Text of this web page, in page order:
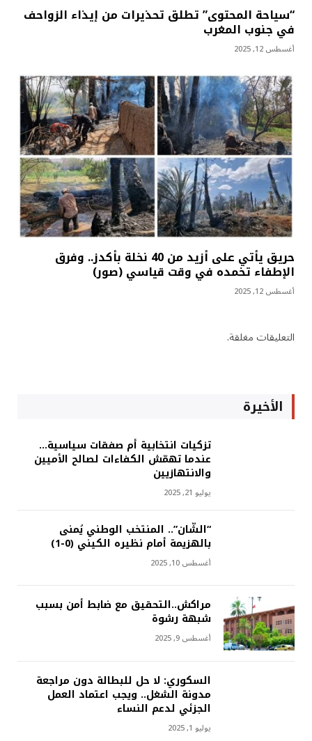
“سياحة المحتوى” تطلق تحذيرات من إيذاء الزواحف
في جنوب المغرب
أغسطس 12, 2025
حريق يأتي على أزيد من 40 نخلة بأكدز.. وفرق
الإطفاء تخمده في وقت قياسي (صور)
أغسطس 12, 2025
التعليقات مغلقة.
الأخيرة
تزكيات انتخابية أم صفقات سياسية…
عندما تهمّش الكفاءات لصالح الأميين
والانتهازيين
يوليو 21, 2025
“الشّان”.. المنتخب الوطني يُمنى
بالهزيمة أمام نظيره الكيني (0-1)
أغسطس 10, 2025
مراكش..التحقيق مع ضابط أمن بسبب
شبهة رشوة
أغسطس 9, 2025
السكوري: لا حل للبطالة دون مراجعة
مدونة الشغل.. ويجب اعتماد العمل
الجزئي لدعم النساء
يوليو 1, 2025